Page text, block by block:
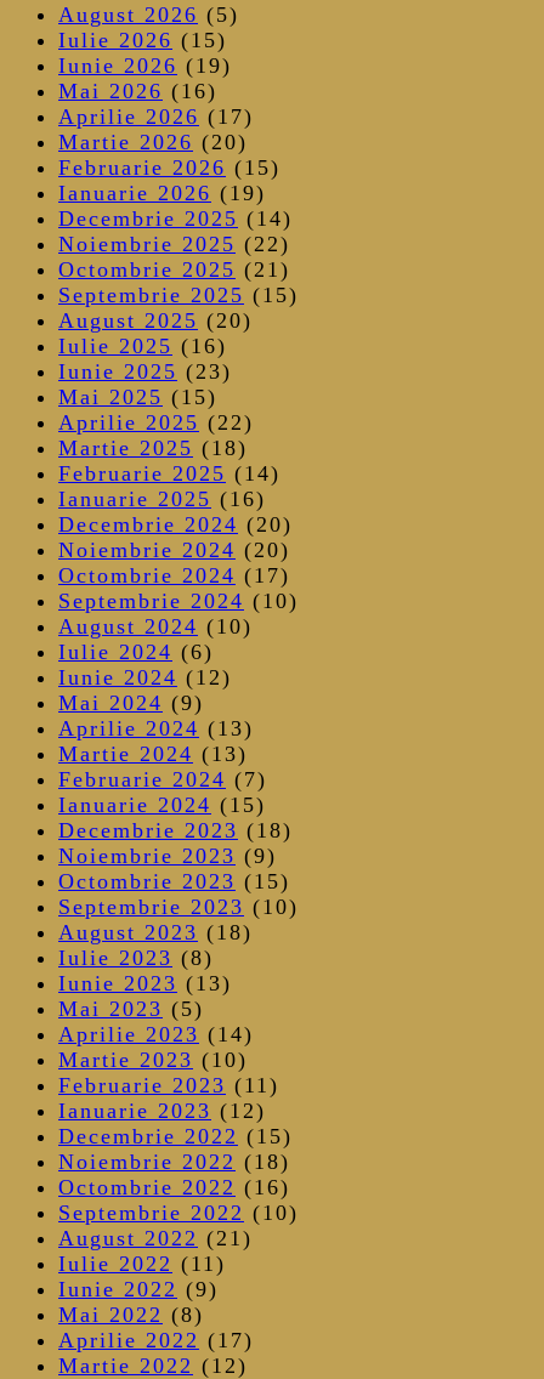
August 2026 (5)
Iulie 2026 (15)
Iunie 2026 (19)
Mai 2026 (16)
Aprilie 2026 (17)
Martie 2026 (20)
Februarie 2026 (15)
Ianuarie 2026 (19)
Decembrie 2025 (14)
Noiembrie 2025 (22)
Octombrie 2025 (21)
Septembrie 2025 (15)
August 2025 (20)
Iulie 2025 (16)
Iunie 2025 (23)
Mai 2025 (15)
Aprilie 2025 (22)
Martie 2025 (18)
Februarie 2025 (14)
Ianuarie 2025 (16)
Decembrie 2024 (20)
Noiembrie 2024 (20)
Octombrie 2024 (17)
Septembrie 2024 (10)
August 2024 (10)
Iulie 2024 (6)
Iunie 2024 (12)
Mai 2024 (9)
Aprilie 2024 (13)
Martie 2024 (13)
Februarie 2024 (7)
Ianuarie 2024 (15)
Decembrie 2023 (18)
Noiembrie 2023 (9)
Octombrie 2023 (15)
Septembrie 2023 (10)
August 2023 (18)
Iulie 2023 (8)
Iunie 2023 (13)
Mai 2023 (5)
Aprilie 2023 (14)
Martie 2023 (10)
Februarie 2023 (11)
Ianuarie 2023 (12)
Decembrie 2022 (15)
Noiembrie 2022 (18)
Octombrie 2022 (16)
Septembrie 2022 (10)
August 2022 (21)
Iulie 2022 (11)
Iunie 2022 (9)
Mai 2022 (8)
Aprilie 2022 (17)
Martie 2022 (12)